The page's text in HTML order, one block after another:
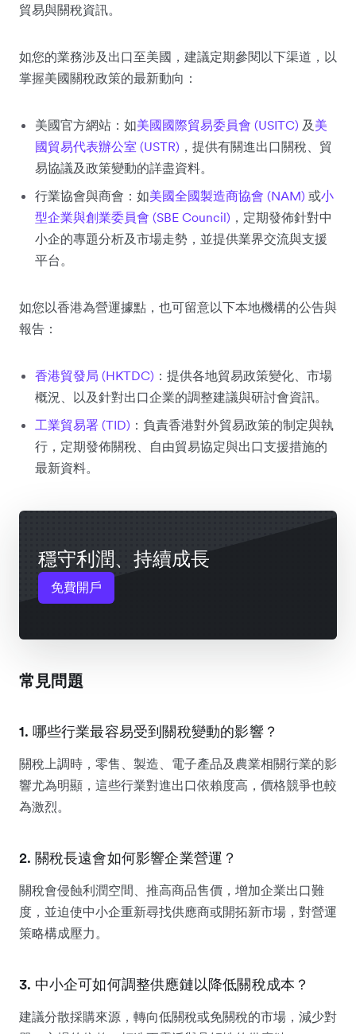
貿易與關稅資訊。
如您的業務涉及出口至美國，建議定期參閱以下渠道，以
掌握美國關稅政策的最新動向：
美國官方網站：如美國國際貿易委員會 (USITC) 及 美
國貿易代表辦公室 (USTR) ，提供有關進出口關稅、貿
易協議及政策變動的詳盡資料。
行業協會與商會：如美國全國製造商協會 (NAM) 或小
型企業與創業委員會 (SBE Council) ，定期發佈針對中
小企的專題分析及市場走勢，並提供業界交流與支援
平台。
如您以香港為營運據點，也可留意以下本地機構的公告與
報告：
香港貿發局 (HKTDC) ：提供各地貿易政策變化、市場
概況、以及針對出口企業的調整建議與研討會資訊。
工業貿易署 (TID) ：負責香港對外貿易政策的制定與執
行，定期發佈關稅、自由貿易協定與出口支援措施的
最新資料。
穩守利潤、持續成長
免費開戶
常見問題
1. 哪些行業最容易受到關稅變動的影響？
關稅上調時，零售、製造、電子產品及農業相關行業的影
響尤為明顯，這些行業對進出口依賴度高，價格競爭也較
為激烈。
2. 關稅長遠會如何影響企業營運？
關稅會侵蝕利潤空間、推高商品售價，增加企業出口難
度，並迫使中小企重新尋找供應商或開拓新市場，對營運
策略構成壓力。
3. 中小企可如何調整供應鏈以降低關稅成本？
建議分散採購來源，轉向低關稅或免關稅的市場，減少對